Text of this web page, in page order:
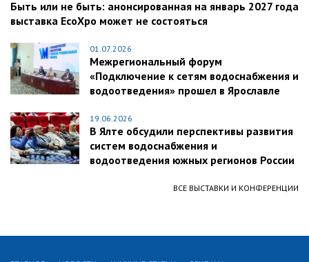
Быть или не быть: анонсированная на январь 2027 года
выставка EcoXpo может не состояться
01.07.2026
Межрегиональный форум
«Подключение к сетям водоснабжения и
водоотведения» прошел в Ярославле
19.06.2026
В Ялте обсудили перспективы развития
систем водоснабжения и
водоотведения южных регионов России
ВСЕ ВЫСТАВКИ И КОНФЕРЕНЦИИ